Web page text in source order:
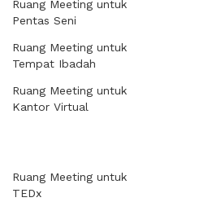
Ruang Meeting untuk
Pentas Seni
Ruang Meeting untuk
Tempat Ibadah
Ruang Meeting untuk
Kantor Virtual
Ruang Meeting untuk
TEDx